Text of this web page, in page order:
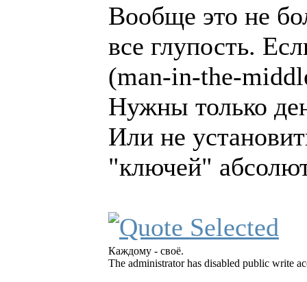
Вообще это не
все глупость.
(man-in-the-
Нужны только
Или не
"ключей"
Каждому - своё.
The administrator has disabled public write